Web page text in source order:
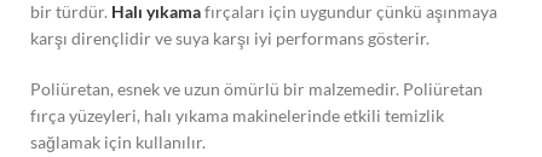
bir türdür. Halı yıkamafırçaları için uygundur çünkü aşınmaya
karşı dirençlidir ve suya karşı iyi performans gösterir.
Poliüretan, esnek ve uzun ömürlü bir malzemedir. Poliüretan
fırça yüzeyleri, halı yıkama makinelerinde etkili temizlik
sağlamak için kullanılır.